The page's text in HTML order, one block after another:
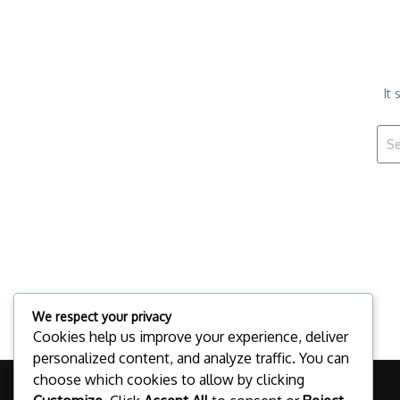
It
We respect your privacy
Cookies help us improve your experience, deliver
personalized content, and analyze traffic. You can
choose which cookies to allow by clicking